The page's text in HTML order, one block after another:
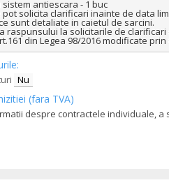
antiescara - 1 buc
solicita clarificari inainte de data
sunt detaliate in caietul de sarcini.
raspunsului la solicitarile de
din Legea 98/2016 modificate prin
Nu
(fara TVA)
despre contractele individuale, a